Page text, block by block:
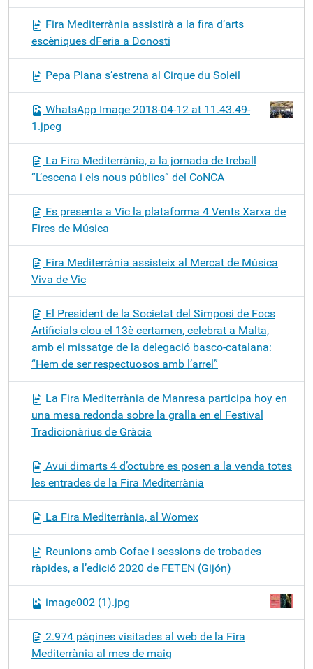
Fira Mediterrània assistirà a la fira d’arts
escèniques dFeria a Donosti
Pepa Plana s’estrena al Cirque du Soleil
WhatsApp Image 2018-04-12 at 11.43.49-
1.jpeg
La Fira Mediterrània, a la jornada de treball
“L’escena i els nous públics” del CoNCA
Es presenta a Vic la plataforma 4 Vents Xarxa de
Fires de Música
Fira Mediterrània assisteix al Mercat de Música
Viva de Vic
El President de la Societat del Simposi de Focs
Artificials clou el 13è certamen, celebrat a Malta,
amb el missatge de la delegació basco-catalana:
“Hem de ser respectuosos amb l’arrel”
La Fira Mediterrània de Manresa participa hoy en
una mesa redonda sobre la gralla en el Festival
Tradicionàrius de Gràcia
Avui dimarts 4 d’octubre es posen a la venda totes
les entrades de la Fira Mediterrània
La Fira Mediterrània, al Womex
Reunions amb Cofae i sessions de trobades
ràpides, a l’edició 2020 de FETEN (Gijón)
image002 (1).jpg
2.974 pàgines visitades al web de la Fira
Mediterrània al mes de maig